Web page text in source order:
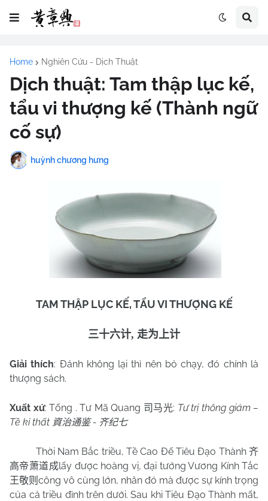
Home Nghiên Cứu - Dịch Thuật
Dịch thuật: Tam thập lục kế,
tẩu vi thượng kế (Thành ngữ
cố sự)
huỳnh chương hưng
TAM THẬP LỤC KẾ, TẨU VI THƯỢNG KẾ
三十六计, 走为上计
Giải thích: Đánh không lại thì nên bỏ chạy, đó chính là
thượng sách.
Xuất xứ:Tống . Tư Mã Quang 司马光: Tư trị thông giám –
Tề kỉ thất 資治通鉴- 齐纪七
Thời Nam Bắc triều, Tề Cao Đế Tiêu Đạo Thành 齐
高帝萧道成lấy được hoàng vị, đại tướng Vương Kính Tắc
王敬则 công vô cùng lớn, nhân đó mà được sự kính trọng
của cả triều đình trên dưới. Sau khi Tiêu Đạo Thành mất,